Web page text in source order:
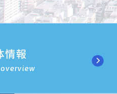
情報